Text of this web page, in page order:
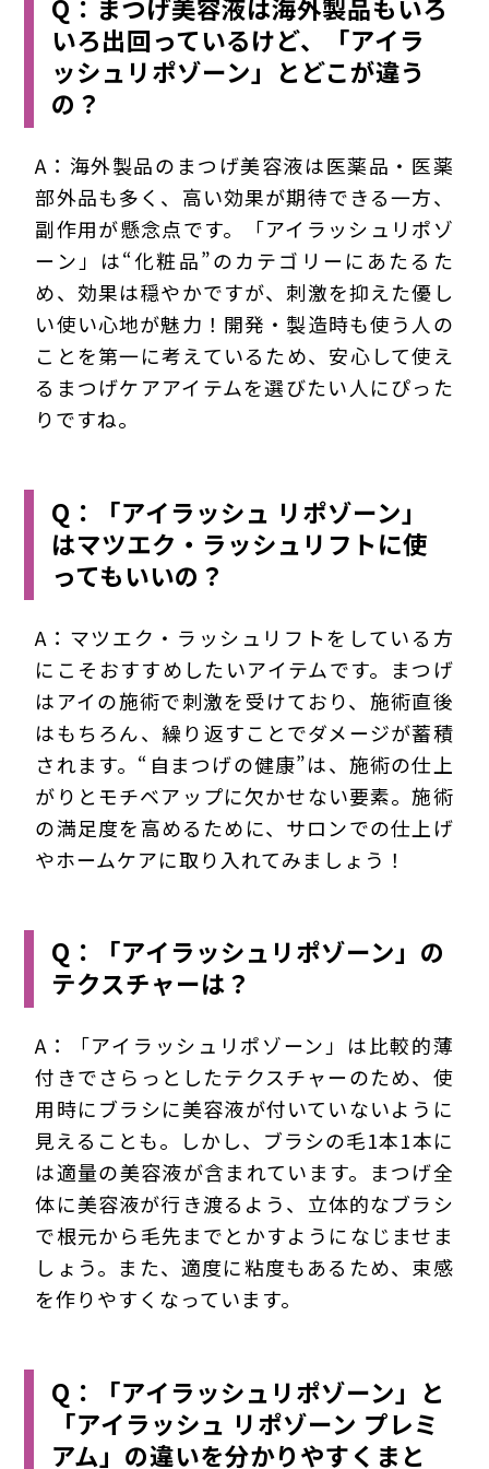
Q：まつげ美容液は海外製品もいろ
いろ出回っているけど、「アイラ
ッシュリポゾーン」とどこが違う
の？
A：海外製品のまつげ美容液は医薬品・医薬
部外品も多く、高い効果が期待できる一方、
副作用が懸念点です。「アイラッシュリポゾ
ーン」は“化粧品”のカテゴリーにあたるた
め、効果は穏やかですが、刺激を抑えた優し
い使い心地が魅力！開発・製造時も使う人の
ことを第一に考えているため、安心して使え
るまつげケアアイテムを選びたい人にぴった
りですね。
Q：「アイラッシュ リポゾーン」
はマツエク・ラッシュリフトに使
ってもいいの？
A：マツエク・ラッシュリフトをしている方
にこそおすすめしたいアイテムです。まつげ
はアイの施術で刺激を受けており、施術直後
はもちろん、繰り返すことでダメージが蓄積
されます。“自まつげの健康”は、施術の仕上
がりとモチベアップに欠かせない要素。施術
の満足度を高めるために、サロンでの仕上げ
やホームケアに取り入れてみましょう！
Q：「アイラッシュリポゾーン」の
テクスチャーは？
A：「アイラッシュリポゾーン」は比較的薄
付きでさらっとしたテクスチャーのため、使
用時にブラシに美容液が付いていないように
見えることも。しかし、ブラシの毛1本1本に
は適量の美容液が含まれています。まつげ全
体に美容液が行き渡るよう、立体的なブラシ
で根元から毛先までとかすようになじませま
しょう。また、適度に粘度もあるため、束感
を作りやすくなっています。
Q：「アイラッシュリポゾーン」と
「アイラッシュ リポゾーン プレミ
アム」の違いを分かりやすくまと